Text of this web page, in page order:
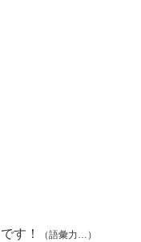
です！ （語彙力…）